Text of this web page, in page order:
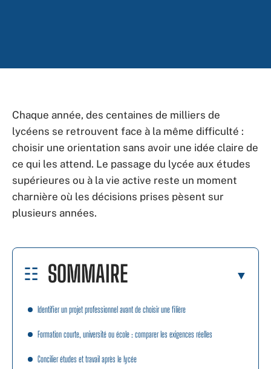
Chaque année, des centaines de milliers de
lycéens se retrouvent face à la même difficulté :
choisir une orientation sans avoir une idée claire de
ce qui les attend. Le passage du lycée aux études
supérieures ou à la vie active reste un moment
charnière où les décisions prises pèsent sur
plusieurs années.
SOMMAIRE
Identifier un projet professionnel avant de choisir une filière
Formation courte, université ou école : comparer les exigences réelles
Concilier études et travail après le lycée